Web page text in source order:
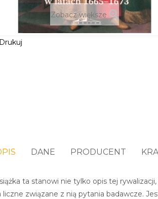
Zobacz większe
Drukuj
DANE PRODUCENT
ta stanowi nie tylko opis tej
liczne związane z nią pytania badawcze.